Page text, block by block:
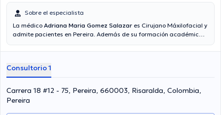
Sobre el especialista
La médico Adriana Maria Gomez Salazar es Cirujano Máxilofacial y
admite pacientes en Pereira. Además de su formación académica
especialidad. La Dra. lleva más de años de experiencia laboral en su
como miembro de diversas asociaciones médicas. Adriana Maria
Gomez Salazar ha contribuido en innumerables conferencias con el
fin de tener una formación continua en su ámbito de especialización
y ha anunciado numerosos comunicados. Para finalizar, la Dra.
puede hablar Español en su consultorio.
Consultorio 1
Carrera 18 #12 - 75, Pereira, 660003, Risaralda, Colombia,
Pereira